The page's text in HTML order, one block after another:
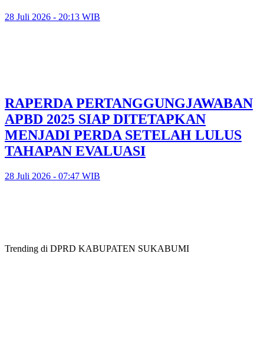
28 Juli 2026 - 20:13 WIB
RAPERDA PERTANGGUNGJAWABAN
APBD 2025 SIAP DITETAPKAN
MENJADI PERDA SETELAH LULUS
TAHAPAN EVALUASI
28 Juli 2026 - 07:47 WIB
Trending di DPRD KABUPATEN SUKABUMI